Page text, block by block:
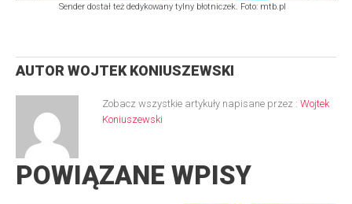
Sender dostał też dedykowany tylny błotniczek. Foto: mtb.pl
AUTOR WOJTEK KONIUSZEWSKI
Zobacz wszystkie artykuły napisane przez : Wojtek
Koniuszewski
POWIĄZANE WPISY